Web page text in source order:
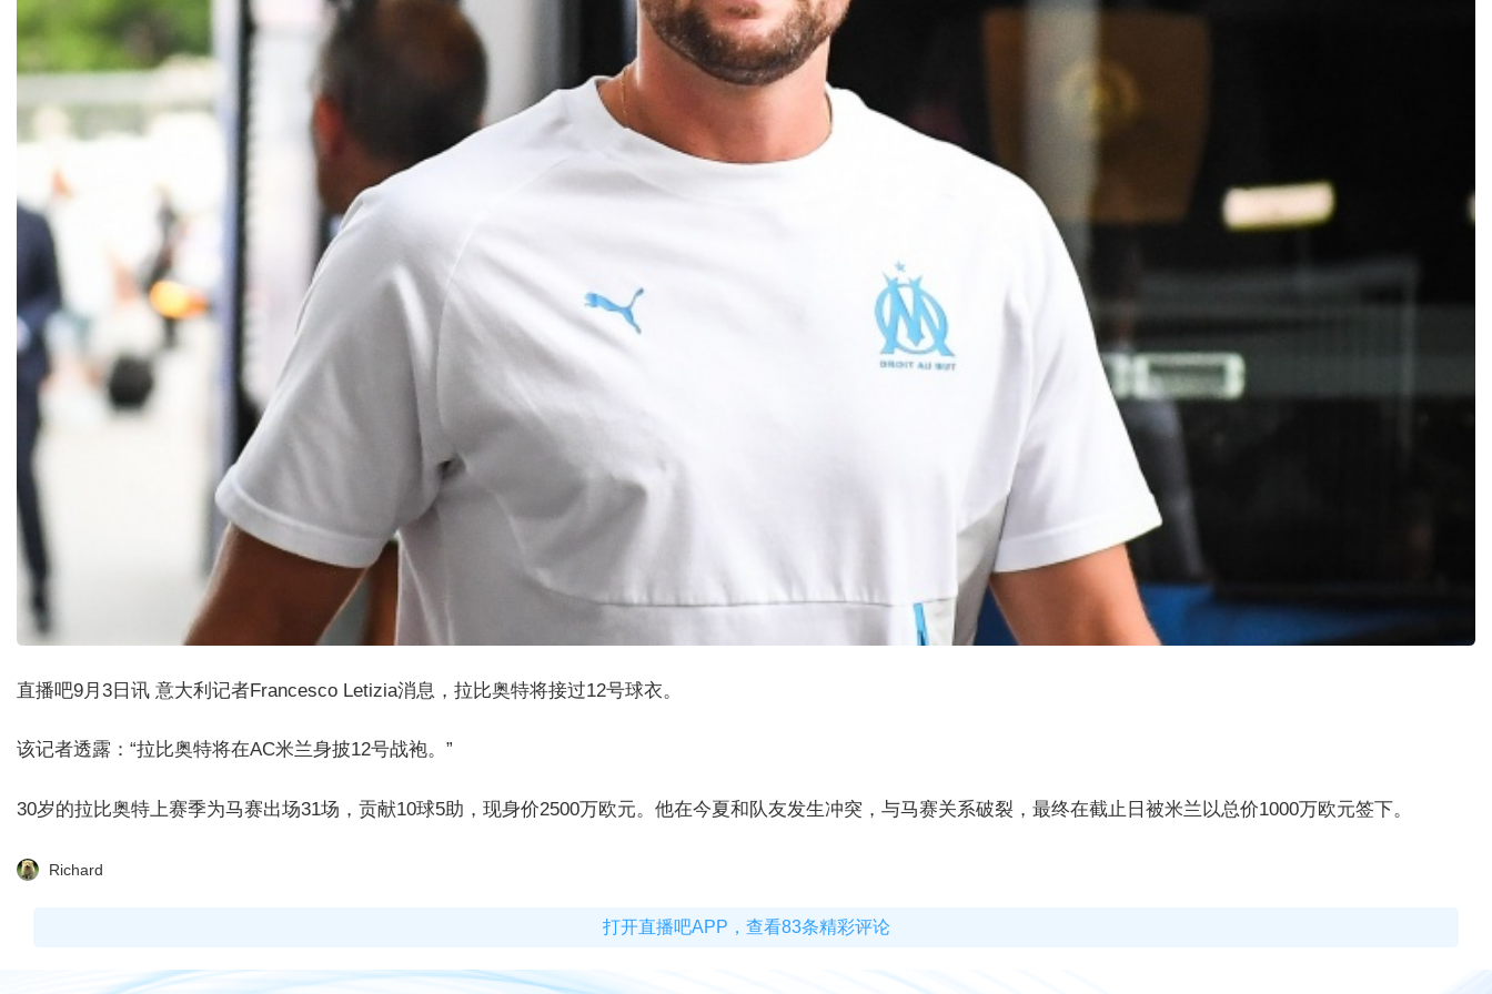
直播吧9月3日讯 意大利记者Francesco Letizia消息，拉比奥特将接过12号球衣。
该记者透露：“拉比奥特将在AC米兰身披12号战袍。”
30岁的拉比奥特上赛季为马赛出场31场，贡献10球5助，现身价2500万欧元。他在今夏和队友发生冲突，与马赛关系破裂，最终在截止日被米兰以总价1000万欧元签下。
Richard
打开直播吧APP，查看83条精彩评论